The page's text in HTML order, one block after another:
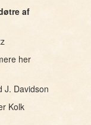
af
her
J. Davidson
Kolk